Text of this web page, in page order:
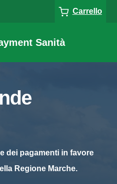
Carrello
Sanità
dei pagamenti in favore
Regione Marche.